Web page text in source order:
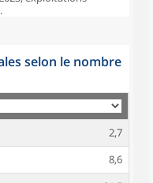
selon le nombre
2,7
8,6